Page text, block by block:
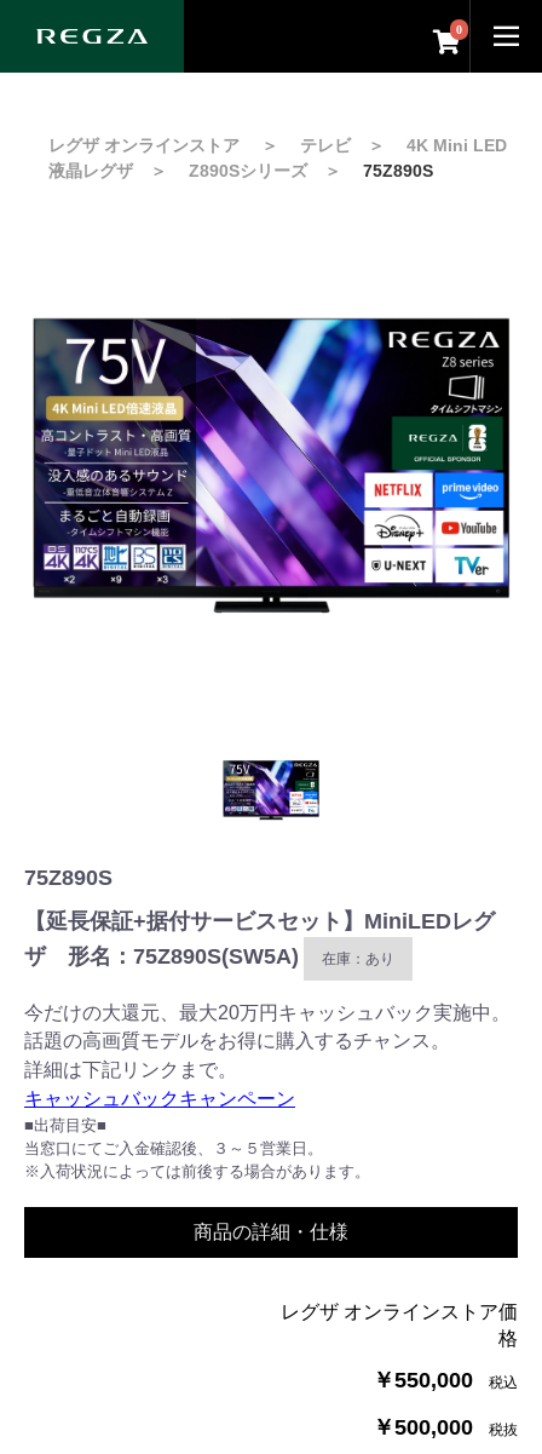
0
レグザ オンラインストア ＞ テレビ＞ 4K Mini LED
液晶レグザ＞ Z890Sシリーズ＞ 75Z890S
75Z890S
【延長保証+据付サービスセット】MiniLEDレグ
ザ 形名：75Z890S(SW5A)
在庫：あり
今だけの大還元、最大20万円キャッシュバック実施中。
話題の高画質モデルをお得に購入するチャンス。
詳細は下記リンクまで。
キャッシュバックキャンペーン
■出荷目安■
当窓口にてご入金確認後、３～５営業日。
※入荷状況によっては前後する場合があります。
商品の詳細・仕様
レグザ オンラインストア価
格
￥550,000 税込
￥500,000 税抜